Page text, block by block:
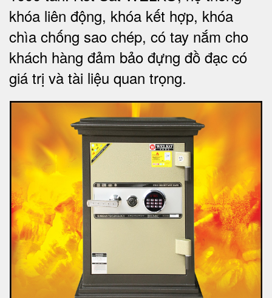
khóa liên động, khóa kết hợp, khóa
chìa chống sao chép, có tay nắm cho
khách hàng đảm bảo đựng đồ đạc có
giá trị và tài liệu quan trọng.